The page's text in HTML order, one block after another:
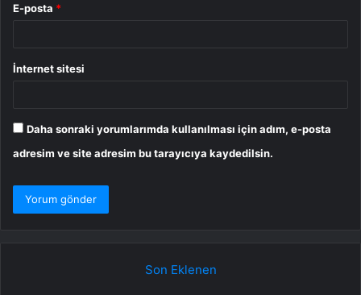
E-posta *
İnternet sitesi
Daha sonraki yorumlarımda kullanılması için adım, e-posta
adresim ve site adresim bu tarayıcıya kaydedilsin.
Son Eklenen